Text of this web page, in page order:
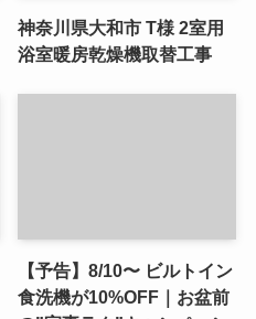
神奈川県大和市 T様 2室用
浴室暖房乾燥機取替工事
【予告】8/10〜 ビルトイン
食洗機が10%OFF｜お盆前